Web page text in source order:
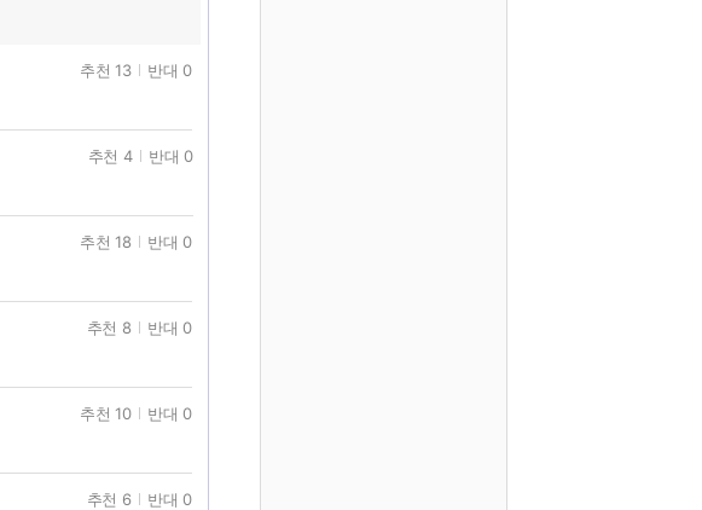
추천 13 반대 0
추천 4 반대 0
추천 18 반대 0
추천 8 반대 0
추천 10 반대 0
추천 6 반대 0